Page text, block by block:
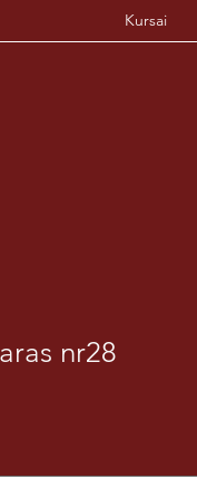
Kursai
nr28